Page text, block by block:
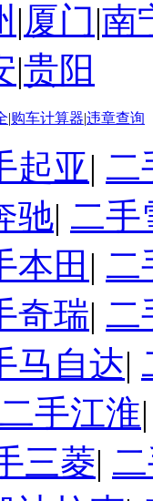
|厦门|南
|贵阳
|购车计算器|违章查询
起亚| 二
驰| 二手
本田 | 二
奇瑞| 二
马自达|
二手江淮
三菱|